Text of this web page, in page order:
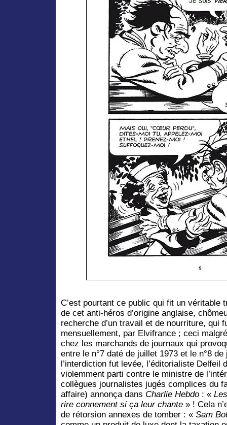
C’est pourtant ce public qui fit un véritable
de cet anti-héros d’origine anglaise,
recherche d’un travail et de nourriture, qui
mensuellement, par Elvifrance ; ceci
chez les marchands de journaux qui
entre le n°7 daté de juillet 1973 et le n°8
l’interdiction fut levée, l’éditorialiste Delfeil
violemment parti contre le ministre de
collègues journalistes jugés complices du
affaire) annonça dans Charlie Hebdo : «
rire connement si ça leur chante » ! Cela
de rétorsion annexes de tomber : « Sam